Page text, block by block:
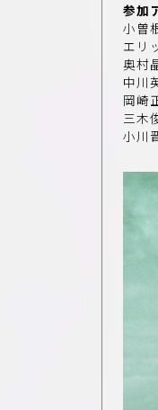
参加
小曽
エリ
奥村
中川
岡崎
三木
小川